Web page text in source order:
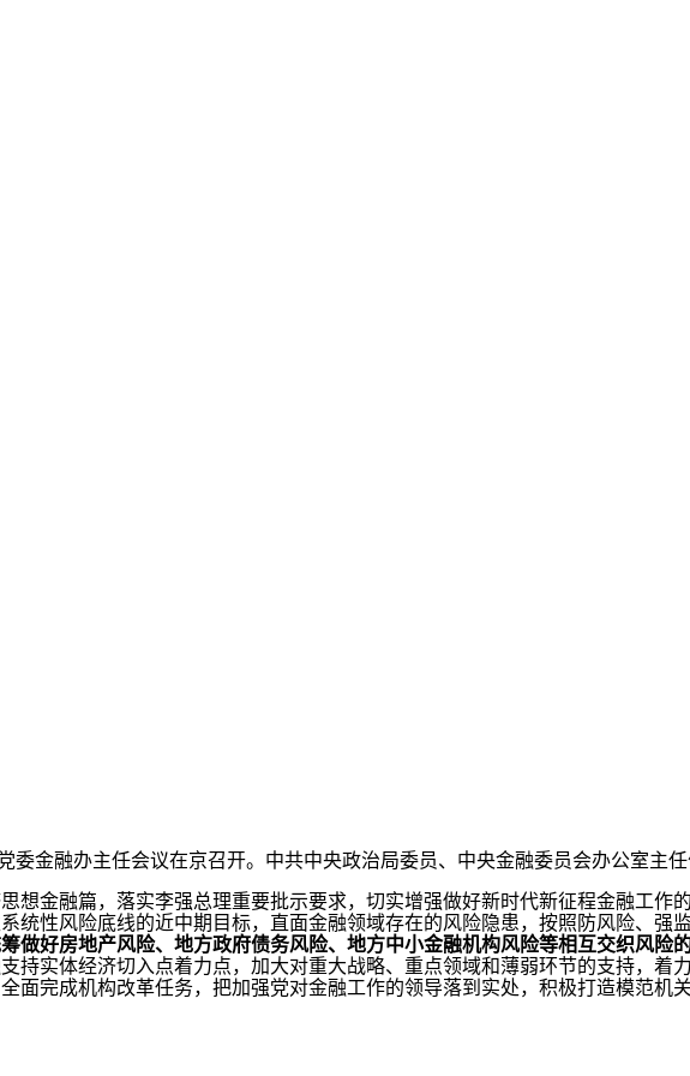
委金融办主任会议在京召开。中共中央政治局委员、中央金融委员会办公室主任
金融篇，落实李强总理重要批示要求，切实增强做好新时代新征程金融工作
统性风险底线的近中期目标，直面金融领域存在的风险隐患，按照防风险、强
做好房地产风险、地方政府债务风险、地方中小金融机构风险等相互交织风险
持实体经济切入点着力点，加大对重大战略、重点领域和薄弱环节的支持，着
面完成机构改革任务，把加强党对金融工作的领导落到实处，积极打造模范机